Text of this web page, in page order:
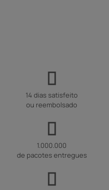
14 dias satisfeito
ou reembolsado
1.000.000
de pacotes entregues